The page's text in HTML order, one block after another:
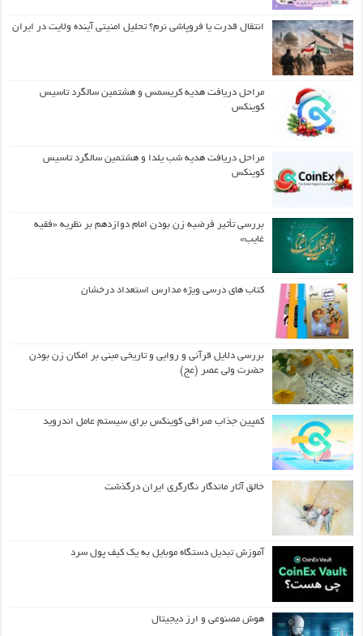
انتقال قدرت یا فروپاشی نرم؟ تحلیل امنیتی آینده ولایت در ایران
مراحل دریافت هدیه کریسمس و هشتمین سالگرد تاسیس
کوینکس
مراحل دریافت هدیه شب یلدا و هشتمین سالگرد تاسیس
کوینکس
بررسی تأثیر فرضیه زن بودن امام دوازدهم بر نظریه «فقیه
غایب»
کتاب های درسی ویژه مدارس استعداد درخشان
بررسی دلایل قرآنی و روایی و تاریخی مبنی بر امکان زن بودن
حضرت ولی عصر (عج)
کمپین جذاب صرافی کوینکس برای سیستم عامل اندروید
خالق آثار ماندگار نگارگری ایران درگذشت
آموزش تبدیل دستگاه موبایل به یک کیف‌ پول سرد
هوش مصنوعی و ارز دیجیتال